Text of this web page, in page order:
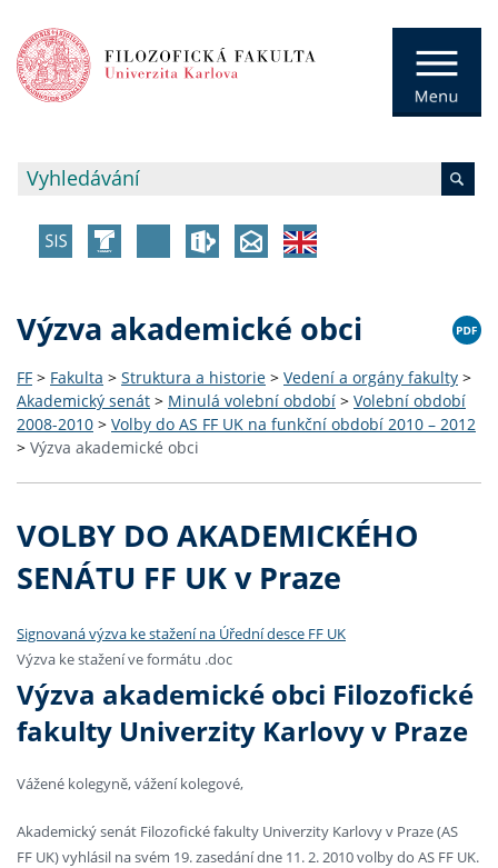
Výzva akademické obci
FF > Fakulta > Struktura a historie > Vedení a orgány fakulty >
Akademický senát > Minulá volební období > Volební období
2008-2010 > Volby do AS FF UK na funkční období 2010 – 2012
> Výzva akademické obci
VOLBY DO AKADEMICKÉHO
SENÁTU FF UK v Praze
Signovaná výzva ke stažení na Úřední desce FF UK
Výzva ke stažení ve formátu .doc
Výzva akademické obci Filozofické
fakulty Univerzity Karlovy v Praze
Vážené kolegyně, vážení kolegové,
Akademický senát Filozofické fakulty Univerzity Karlovy v Praze (AS
FF UK) vyhlásil na svém 19. zasedání dne 11. 2. 2010 volby do AS FF UK.